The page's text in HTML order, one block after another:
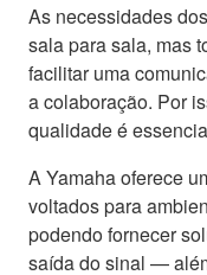
As necessidades
sala para sala, mas
facilitar uma
a colaboração. Por
qualidade é
A Yamaha oferece
voltados para
podendo fornecer
saída do sinal —